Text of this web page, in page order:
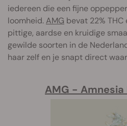
iedereen die een fijne
loomheid.AMG bevat 22%
pittige, aardse en kruidige
gewilde soorten in de
haar zelf en je snapt direct
AMG - Amnesia